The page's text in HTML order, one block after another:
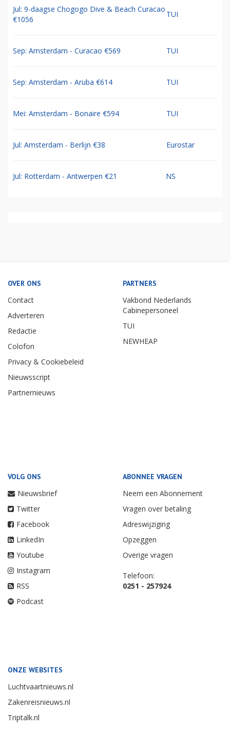
Jul: 9-daagse Chogogo Dive & Beach Curacao
€1056
TUI
Sep: Amsterdam - Curacao €569 TUI
Sep: Amsterdam - Aruba €614 TUI
Mei: Amsterdam - Bonaire €594 TUI
Jul: Amsterdam - Berlijn €38 Eurostar
Jul: Rotterdam - Antwerpen €21 NS
OVER ONS
Contact
Adverteren
Redactie
Colofon
Privacy & Cookiebeleid
Nieuwsscript
Partnernieuws
PARTNERS
Vakbond Nederlands
Cabinepersoneel
TUI
NEWHEAP
VOLG ONS
Nieuwsbrief
Twitter
Facebook
LinkedIn
Youtube
Instagram
RSS
Podcast
ABONNEE VRAGEN
Neem een Abonnement
Vragen over betaling
Adreswijziging
Opzeggen
Overige vragen
Telefoon:
0251 - 257924
ONZE WEBSITES
Luchtvaartnieuws.nl
Zakenreisnieuws.nl
Triptalk.nl